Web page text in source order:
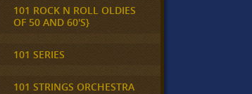
101 ROCK N ROLL OLDIES
OF 50 AND 60'S}
101 SERIES
101 STRINGS ORCHESTRA